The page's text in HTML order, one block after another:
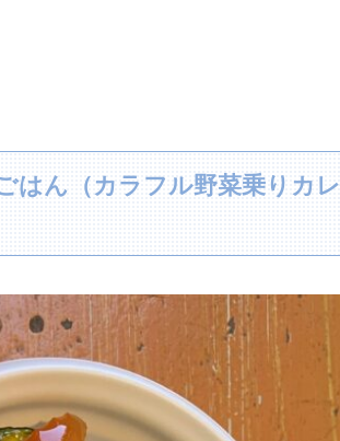
はん（カラフル野菜乗りカレ